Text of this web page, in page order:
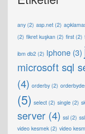
any (2) asp.net (2)
(2) fikret kuşkan (2) first (2)
ibm db2 (2) iphone (3)
microsoft sql
(4) orderby (2)
(5) select (2) single (2)
server (4) ssl (2)
video kesmek (2) video